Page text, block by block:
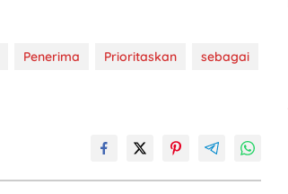
Penerima Prioritaskan
sebagai